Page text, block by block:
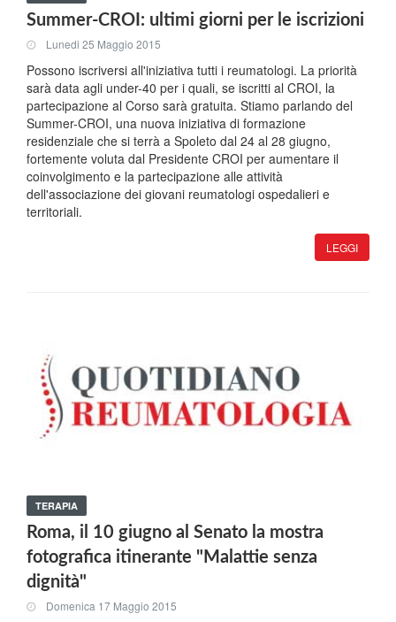
Summer-CROI: ultimi giorni per le iscrizioni
Lunedi 25 Maggio 2015
Possono iscriversi all'iniziativa tutti i reumatologi. La priorità
sarà data agli under-40 per i quali, se iscritti al CROI, la
partecipazione al Corso sarà gratuita. Stiamo parlando del
Summer-CROI, una nuova iniziativa di formazione
residenziale che si terrà a Spoleto dal 24 al 28 giugno,
fortemente voluta dal Presidente CROI per aumentare il
coinvolgimento e la partecipazione alle attività
dell'associazione dei giovani reumatologi ospedalieri e
territoriali.
LEGGI
TERAPIA
Roma, il 10 giugno al Senato la mostra
fotografica itinerante "Malattie senza
dignità"
Domenica 17 Maggio 2015